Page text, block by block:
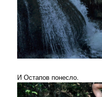
И Остапов понесло.